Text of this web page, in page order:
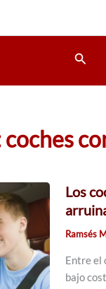
Buscar
Los
Ramsés
Entre el
bajo